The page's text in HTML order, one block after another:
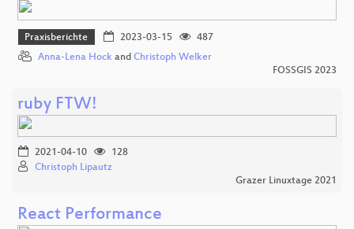
Praxisberichte 2023-03-15
487
Anna-Lena Hock and Christoph Welker
FOSSGIS 2023
ruby FTW!
2021-04-10
128
Christoph Lipautz
Grazer Linuxtage 2021
React Performance